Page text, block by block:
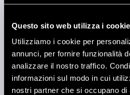
Questo sito web utilizza i cookie
Utilizziamo i cookie per
annunci, per fornire funzionalità
analizzare il nostro traffico.
informazioni sul modo in cui
nostri partner che si occupano di